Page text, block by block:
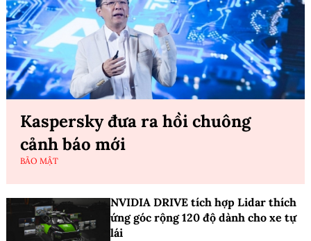
Kaspersky đưa ra hồi chuông
cảnh báo mới
BẢO MẬT
NVIDIA DRIVE tích hợp Lidar thích
ứng góc rộng 120 độ dành cho xe tự
lái